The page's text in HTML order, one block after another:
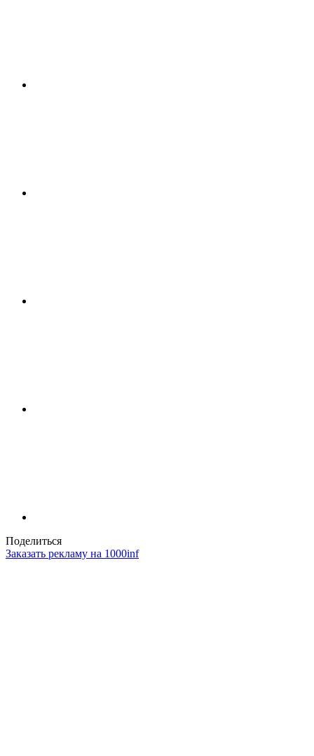
Поделиться
Заказать рекламу на 1000inf